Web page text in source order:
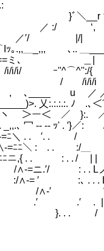
/∧ :. ／ ⌒
ヽ : ヽ }{ |
‘, }{_ ／
‘, :∧ / / / /
＿_,,, ､.. ＿
ミ､ ＿| .:/ }{
{ ハｉ|: /
∨ ｀¨ ／/八∧
. , ､____ u
乂:.:.:.:.
＞ー＜ ／
､ 冖 ‐‐ -- ｯ
=ﾆ＼ . . ′. .
ﾆﾆ＼ : . . :/＿
ﾆニ,{ . . : . . / |
ニ.′/ : . . L
:､ . . .
′ ＼ . .
.′ . | ￣ `'
. . / l ｀''ー